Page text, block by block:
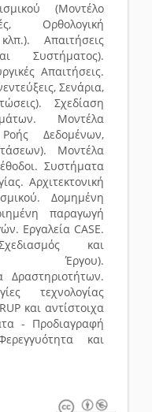
(Μοντέλο
Ορθολογική
Απαιτήσεις
Συστήματος).
Απαιτήσεις.
Σενάρια,
Σχεδίαση
Μοντέλα
Δεδομένων,
Μοντέλα
Συστήματα
Αρχιτεκτονική
Δομημένη
παραγωγή
Εργαλεία CASE.
και
Έργου).
Δραστηριοτήτων.
τεχνολογίας
και αντίστοιχα
- Προδιαγραφή
και